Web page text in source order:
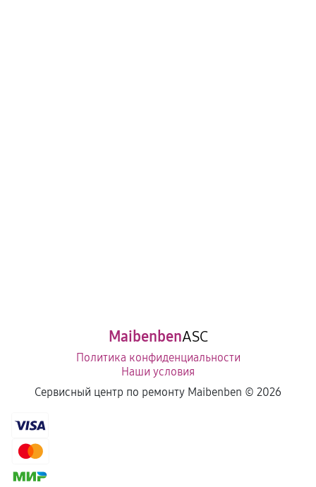
MaibenbenASC
Политика конфиденциальности
Наши условия
Сервисный центр по ремонту Maibenben © 2026